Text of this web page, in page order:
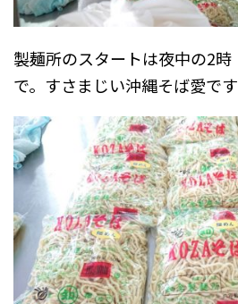
製麺所のスタートは夜中の2
で。すさまじい沖縄そば愛で